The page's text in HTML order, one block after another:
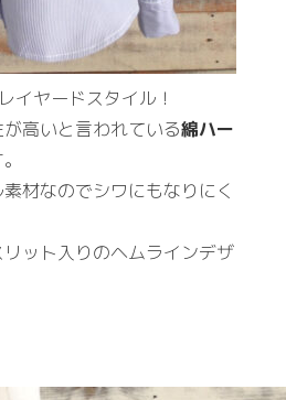
イヤードスタイル！
高いと言われている綿ハー
材なのでシワにもなりにく
ット入りのヘムラインデザ